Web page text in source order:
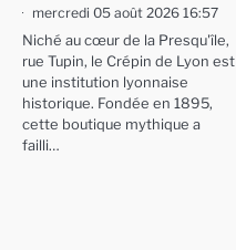
mercredi 05 août 2026 16:57
Niché au cœur de la Presqu'île,
rue Tupin, le Crépin de Lyon est
une institution lyonnaise
historique. Fondée en 1895,
cette boutique mythique a
failli…